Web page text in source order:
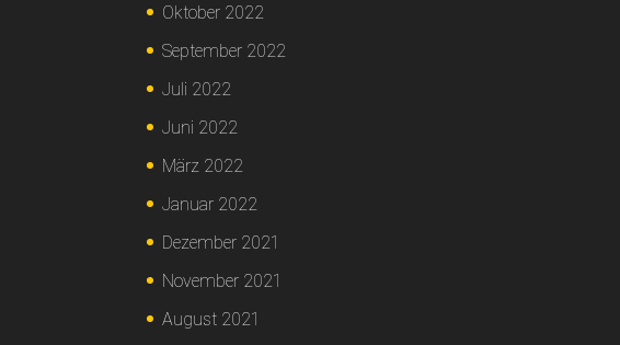
Oktober 2022
September 2022
Juli 2022
Juni 2022
März 2022
Januar 2022
Dezember 2021
November 2021
August 2021